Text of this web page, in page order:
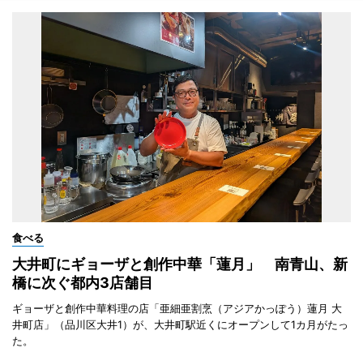
食べる
大井町にギョーザと創作中華「蓮月」 南青山、新
橋に次ぐ都内3店舗目
ギョーザと創作中華料理の店「亜細亜割烹（アジアかっぽう）蓮月 大
井町店」（品川区大井1）が、大井町駅近くにオープンして1カ月がたっ
た。